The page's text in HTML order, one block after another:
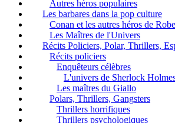
Autres héros populaires
Les barbares dans la pop culture
Conan et les autres héros de
Les Maîtres de l'Univers
Récits Policiers, Polar, Thrillers,
Récits policiers
Enquêteurs célèbres
L'univers de Sherlock
Les maîtres du Giallo
Polars, Thrillers, Gangsters
Thrillers horrifiques
Thrillers psychologiques